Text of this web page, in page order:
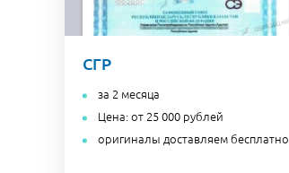
СГР
за 2 месяца
Цена: от 25 000 рублей
оригиналы доставляем бесплатно